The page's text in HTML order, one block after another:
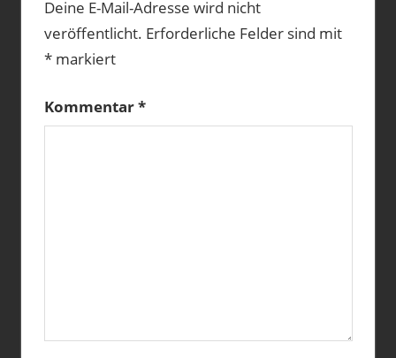
NANOCUBE
SCHNECKEN
WASSERPFLANZEN
Deine E-Mail-Adresse wird nicht
veröffentlicht. Erforderliche Felder sind mit
*markiert
Kommentar*